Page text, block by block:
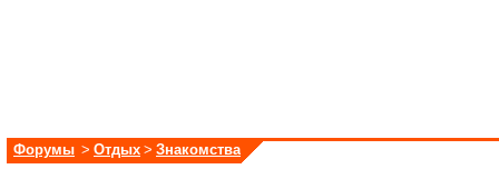
Форумы > Отдых > Знакомства